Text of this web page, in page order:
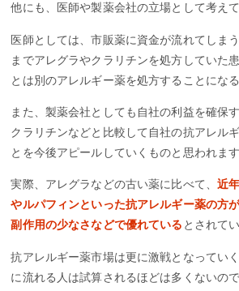
他にも、医師や製薬会社の立場として考えて
医師としては、市販薬に資金が流れてしま
までアレグラやクラリチンを処方していた
とは別のアレルギー薬を処方することになる
また、製薬会社としても自社の利益を確保
クラリチンなどと比較して自社の抗アレル
とを今後アピールしていくものと思われます
実際、アレグラなどの古い薬に比べて、近
やルパフィンといった抗アレルギー薬の方
副作用の少なさなどで優れている とされて
抗アレルギー薬市場は更に激戦となってい
に流れる人は試算されるほどは多くないの